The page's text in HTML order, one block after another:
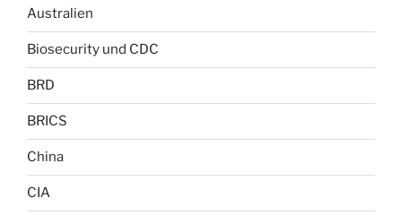
Australien
Biosecurity und CDC
BRD
BRICS
China
CIA